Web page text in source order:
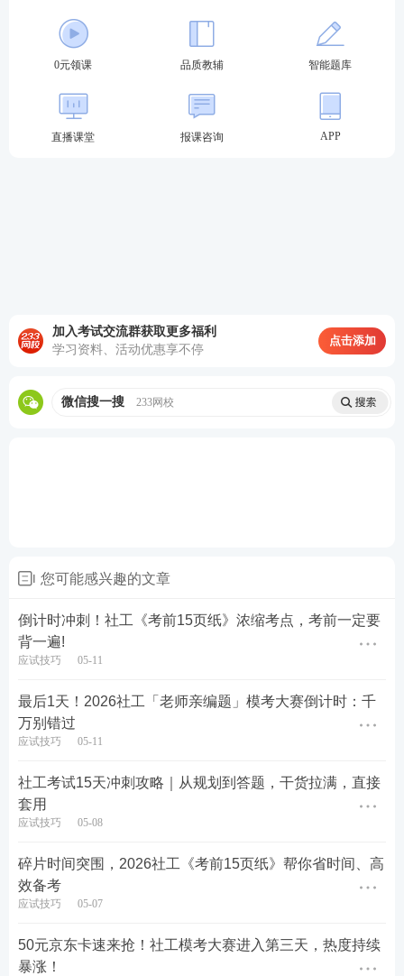
技巧类
区分关键词
立与维
关系建立与维系技巧是
社区社会工作服务方法
实施的开端，对于社区
技巧、深度倾
的结构性需求
员与组
重吸引居民参与，以形
组织建设 、冲
【易混淆点】关系建立与维系：会破冰、会倾听、稳
信任，重在与人建立联结。
实需求。
社区动员与组织：
化解冲突。
社区治理与服务融合：
二、易错题：靶向强化实战演练，攻克失分陷阱
理论知识 的掌握需依托实战演练进行巩固，高频易错
题均来自学员日常高频错题整理，结合大家刷题时的
0元领课 品质教辅 智能题库
直播课堂 报课咨询 APP
加入考试交流群获取更多福利
学习资料、活动优惠享不停
点击添加
微信搜一搜 233网校
您可能感兴趣的文章
倒计时冲刺！社工《考前15页纸》浓缩考点，考前一定要
背一遍!
应试技巧 05-11
最后1天！2026社工「老师亲编题」模考大赛倒计时：千
万别错过
应试技巧 05-11
社工考试15天冲刺攻略｜从规划到答题，干货拉满，直接
套用
应试技巧 05-08
碎片时间突围，2026社工《考前15页纸》帮你省时间、高
效备考
应试技巧 05-07
50元京东卡速来抢！社工模考大赛进入第三天，热度持续
暴涨！